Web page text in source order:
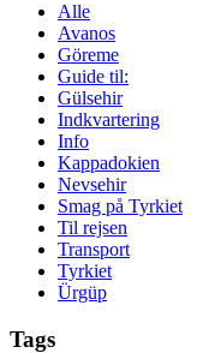
Alle
Avanos
Göreme
Guide til:
Gülsehir
Indkvartering
Info
Kappadokien
Nevsehir
Smag på Tyrkiet
Til rejsen
Transport
Tyrkiet
Ürgüp
Tags